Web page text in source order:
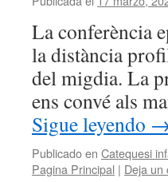
La conferència
la distància
del migdia. La
ens convé als
Sigue leyendo
Publicado en Catequesi
Pagina Principal | Deja un